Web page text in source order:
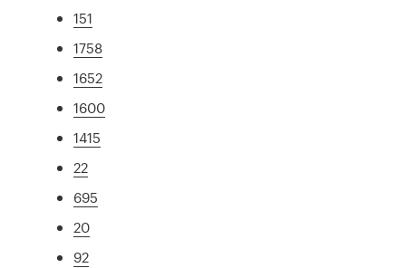
151
1758
1652
1600
1415
22
695
20
92